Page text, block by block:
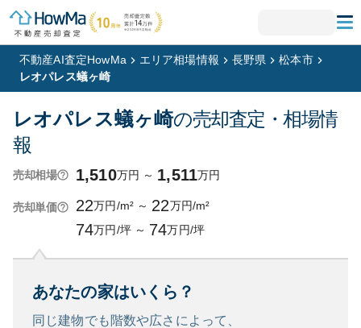
不動産AI査定HowMa エリア相場情報 長野県
松本市
レオパレス蟻ヶ崎
レオパレス蟻ヶ崎の売却査定・相場情
報
売却相場 1,510万円 ～ 1,511万円
売却単価 22万円/m² ～ 22万円/m²
74万円/坪 ～ 74万円/坪
あなたの家はいくら？
同じ建物でも階数や広さによって、